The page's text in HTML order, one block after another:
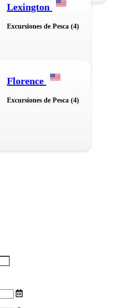
Lexington
Excursiones de Pesca (4)
Florence
Excursiones de Pesca (4)